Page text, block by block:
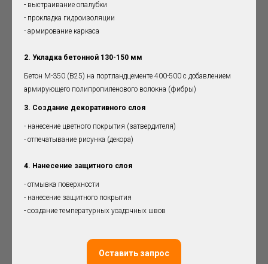
- выстраивание опалубки
- прокладка гидроизоляции
- армирование каркаса
2. Укладка бетонной 130-150 мм
Бетон М-350 (B25) на портландцементе 400-500 с добавлением
армирующего полипропиленового волокна (фибры)
3. Создание декоративного слоя
- нанесение цветного покрытия (затвердителя)
- отпечатывание рисунка (декора)
4. Нанесение защитного слоя
- отмывка поверхности
- нанесение защитного покрытия
- создание температурных усадочных швов
Оставить запрос